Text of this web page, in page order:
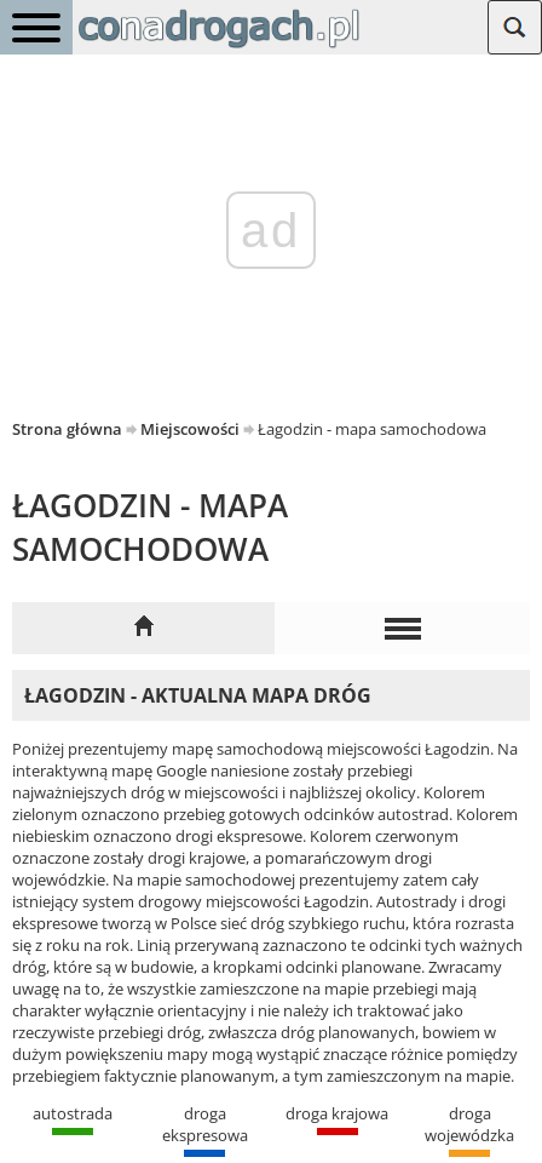
ad
Strona główna Miejscowości Łagodzin - mapa samochodowa
ŁAGODZIN - MAPA
SAMOCHODOWA
ŁAGODZIN - AKTUALNA MAPA DRÓG
Poniżej prezentujemy mapę samochodową miejscowości Łagodzin. Na
interaktywną mapę Google naniesione zostały przebiegi
najważniejszych dróg w miejscowości i najbliższej okolicy. Kolorem
zielonym oznaczono przebieg gotowych odcinków autostrad. Kolorem
niebieskim oznaczono drogi ekspresowe. Kolorem czerwonym
oznaczone zostały drogi krajowe, a pomarańczowym drogi
wojewódzkie. Na mapie samochodowej prezentujemy zatem cały
istniejący system drogowy miejscowości Łagodzin. Autostrady i drogi
ekspresowe tworzą w Polsce sieć dróg szybkiego ruchu, która rozrasta
się z roku na rok. Linią przerywaną zaznaczono te odcinki tych ważnych
dróg, które są w budowie, a kropkami odcinki planowane. Zwracamy
uwagę na to, że wszystkie zamieszczone na mapie przebiegi mają
charakter wyłącznie orientacyjny i nie należy ich traktować jako
rzeczywiste przebiegi dróg, zwłaszcza dróg planowanych, bowiem w
dużym powiększeniu mapy mogą wystąpić znaczące różnice pomiędzy
przebiegiem faktycznie planowanym, a tym zamieszczonym na mapie.
autostrada
droga
ekspresowa
droga krajowa
droga
wojewódzka